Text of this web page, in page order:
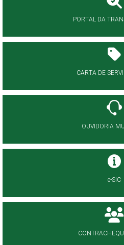
PORTAL DA
CARTA DE
OUVIDORIA
e-SIC